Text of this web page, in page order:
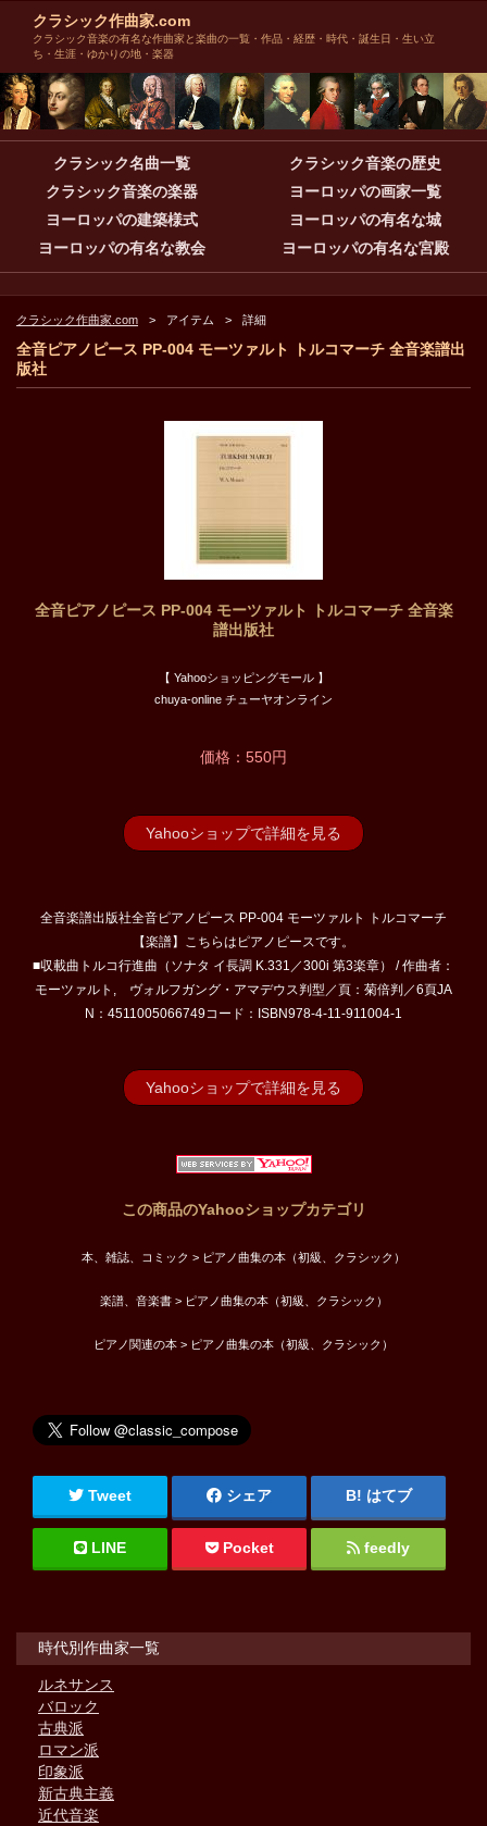
クラシック作曲家.com
クラシック音楽の有名な作曲家と楽曲の一覧・作品・経歴・時代・誕生日・生い立
ち・生涯・ゆかりの地・楽器
クラシック名曲一覧
クラシック音楽の歴史
クラシック音楽の楽器
ヨーロッパの画家一覧
ヨーロッパの建築様式
ヨーロッパの有名な城
ヨーロッパの有名な教会
ヨーロッパの有名な宮殿
クラシック作曲家.com アイテム 詳細
全音ピアノピース PP-004 モーツァルト トルコマーチ 全音楽譜出
版社
全音ピアノピース PP-004 モーツァルト トルコマーチ 全音楽
譜出版社
【 Yahooショッピングモール 】
chuya-online チューヤオンライン
価格：550円
Yahooショップで詳細を見る
全音楽譜出版社全音ピアノピース PP-004 モーツァルト トルコマーチ
【楽譜】こちらはピアノピースです。
■収載曲トルコ行進曲（ソナタ イ長調 K.331／300i 第3楽章） / 作曲者：
モーツァルト, ヴォルフガング・アマデウス判型／頁：菊倍判／6頁JA
N：4511005066749コード：ISBN978-4-11-911004-1
Yahooショップで詳細を見る
この商品のYahooショップカテゴリ
本、雑誌、コミック > ピアノ曲集の本（初級、クラシック）
楽譜、音楽書 > ピアノ曲集の本（初級、クラシック）
ピアノ関連の本 > ピアノ曲集の本（初級、クラシック）
Tweet シェア はてブ
LINE Pocket feedly
時代別作曲家一覧
ルネサンス
バロック
古典派
ロマン派
印象派
新古典主義
近代音楽